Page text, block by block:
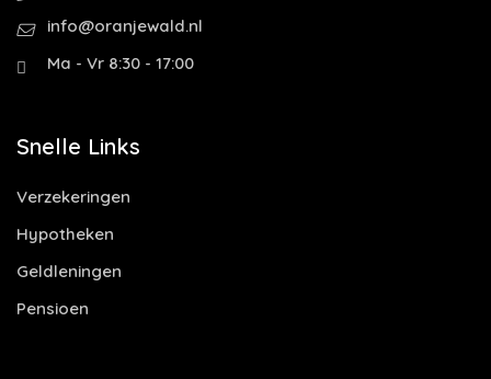
info@oranjewald.nl
Ma - Vr 8:30 - 17:00
Snelle Links
Verzekeringen
Hypotheken
Geldleningen
Pensioen